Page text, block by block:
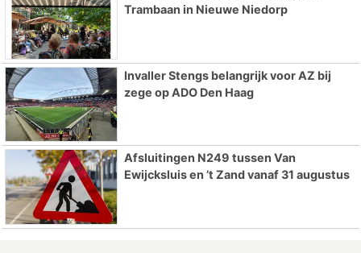
Trambaan in Nieuwe Niedorp
Invaller Stengs belangrijk voor AZ bij
zege op ADO Den Haag
Afsluitingen N249 tussen Van
Ewijcksluis en ’t Zand vanaf 31 augustus